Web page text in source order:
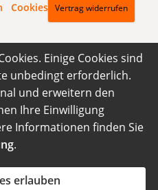
Cookies Vertrag widerrufen
Einige Cookies sind
unbedingt erforderlich.
und erweitern den
Ihre Einwilligung
Informationen finden Sie
.
erlauben